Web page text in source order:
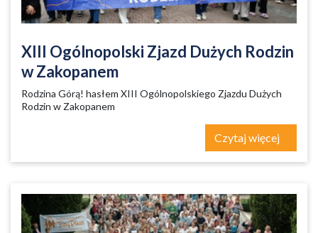
XIII Ogólnopolski Zjazd Dużych Rodzin
w Zakopanem
Rodzina Górą! hasłem XIII Ogólnopolskiego Zjazdu Dużych
Rodzin w Zakopanem
Czytaj więcej